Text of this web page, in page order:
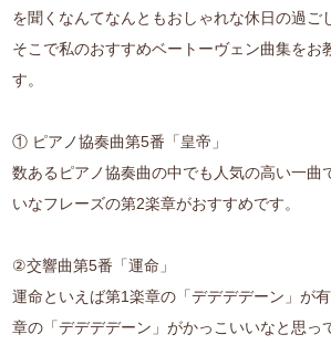
を聞くなんてなんともおしゃれな休日の過ご
そこで私のおすすめベートーヴェン曲集をお
す。
① ピアノ協奏曲第5番「皇帝」
数あるピアノ協奏曲の中でも人気の高い一曲
いなフレーズの第2楽章がおすすめです。
②交響曲第5番「運命」
運命といえば第1楽章の「デデデデーン」が
章の「デデデデーン」がかっこいいなと思っ